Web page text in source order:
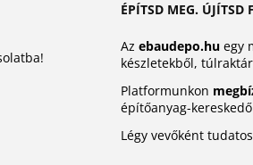
ÉPÍTSD MEG. ÚJÍTSD
Az ebaudepo.huegy
készletekből,
Platformunkon
építőanyag-
Légy vevőként